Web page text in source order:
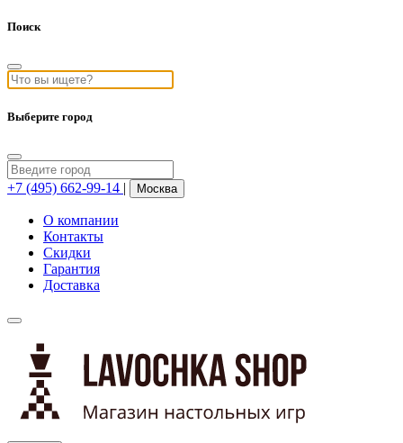
Поиск
Выберите город
+7 (495) 662-99-14 | Москва
О компании
Контакты
Скидки
Гарантия
Доставка